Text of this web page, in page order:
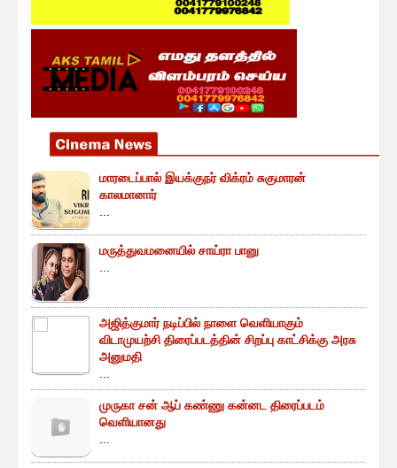
மாரடைப்பால் இயக்குநர் விக்ரம் சுகுமாரன்
காலமானார்
...
மருத்துவமனையில் சாய்ரா பானு
...
அஜித்குமார் நடிப்பில் நாளை வெளியாகும்
விடாமுயற்சி திரைப்படத்தின் சிறப்பு காட்சிக்கு அரசு
அனுமதி
...
முருகா சன் ஆப் கண்ணு கன்னட திரைப்படம்
வெளியானது
...